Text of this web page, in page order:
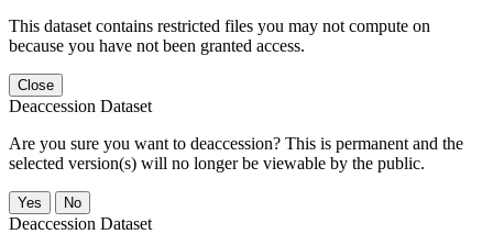
This dataset contains restricted files you may not compute on
because you have not been granted access.
Close
Deaccession Dataset
Are you sure you want to deaccession? This is permanent and the
selected version(s) will no longer be viewable by the public.
No
Deaccession Dataset